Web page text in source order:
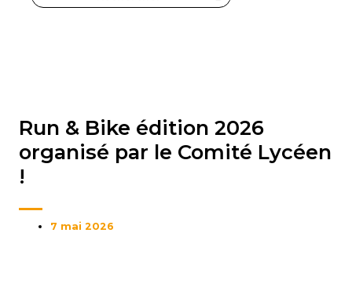
Run & Bike édition 2026
organisé par le Comité Lycéen
!
7 mai 2026